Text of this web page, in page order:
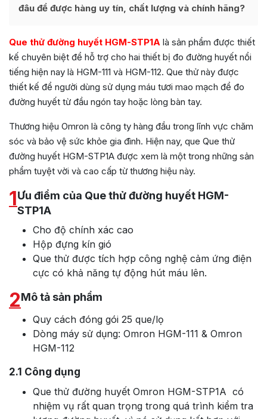
đâu để được hàng uy tín, chất lượng và chính hãng?
Que thử đường huyết HGM-STP1A là sản phẩm được thiết
kế chuyên biệt để hỗ trợ cho hai thiết bị đo đường huyết nổi
tiếng hiện nay là HGM-111 và HGM-112. Que thử này được
thiết kế để người dùng sử dụng máu tươi mao mạch để đo
đường huyết từ đầu ngón tay hoặc lòng bàn tay.
Thương hiệu Omron là công ty hàng đầu trong lĩnh vực chăm
sóc và bảo vệ sức khỏe gia đình. Hiện nay, que Que thử
đường huyết HGM-STP1A được xem là một trong những sản
phẩm tuyệt vời và cao cấp từ thương hiệu này.
1Ưu điểm của Que thử đường huyết HGM-
STP1A
Cho độ chính xác cao
Hộp đựng kín gió
Que thử được tích hợp công nghệ cảm ứng điện
cực có khả năng tự động hút máu lên.
2Mô tả sản phẩm
Quy cách đóng gói 25 que/lọ
Dòng máy sử dụng: Omron HGM-111 & Omron
HGM-112
2.1 Công dụng
Que thử đường huyết Omron HGM-STP1A có
nhiệm vụ rất quan trọng trong quá trình kiểm tra